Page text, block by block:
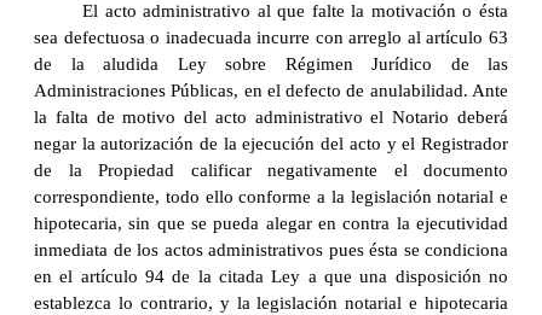
El acto administrativo al que falte la motivación o ésta
sea defectuosa o inadecuada incurre con arreglo al artículo 63
de la aludida Ley sobre Régimen Jurídico de las
Administraciones Públicas, en el defecto de anulabilidad. Ante
la falta de motivo del acto administrativo el Notario deberá
negar la autorización de la ejecución del acto y el Registrador
de la Propiedad calificar negativamente el documento
correspondiente, todo ello conforme a la legislación notarial e
hipotecaria, sin que se pueda alegar en contra la ejecutividad
inmediata de los actos administrativos pues ésta se condiciona
en el artículo 94 de la citada Ley a que una disposición no
establezca lo contrario, y la legislación notarial e hipotecaria